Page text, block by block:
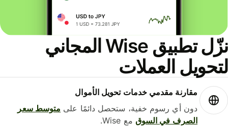
نزّل تطبيق Wise المجاني
العملات
مقارنة مقدمي خدمات تحويل الأموال
دون أي رسوم خفية، ستحصل دائمًا علىمتوسط ​​سعر
الصرف في السوقمع Wise.